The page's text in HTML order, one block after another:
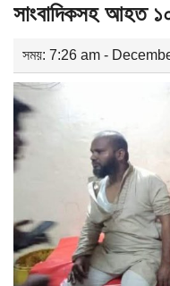
সাংবাদিকসহ আহত
সময়: 7:26 am -